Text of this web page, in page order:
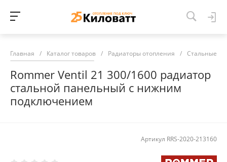
Главная / Каталог товаров / Радиаторы отопления / Стальные
Rommer Ventil 21 300/1600 радиатор
стальной панельный с нижним
подключением
Артикул RRS-2020-213160